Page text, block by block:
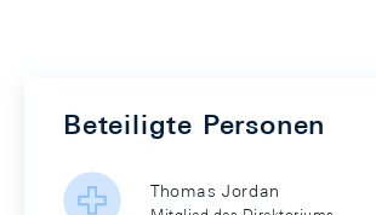
Beteiligte Personen
Thomas Jordan